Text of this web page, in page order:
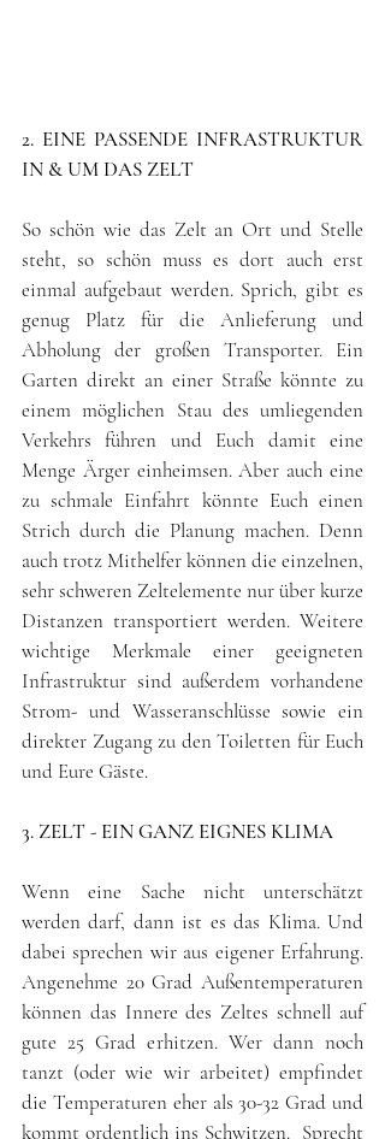
2. EINE PASSENDE INFRASTRUKTUR
IN & UM DAS ZELT
So schön wie das Zelt an Ort und Stelle
steht, so schön muss es dort auch erst
einmal aufgebaut werden. Sprich, gibt es
genug Platz für die Anlieferung und
Abholung der großen Transporter. Ein
Garten direkt an einer Straße könnte zu
einem möglichen Stau des umliegenden
Verkehrs führen und Euch damit eine
Menge Ärger einheimsen. Aber auch eine
zu schmale Einfahrt könnte Euch einen
Strich durch die Planung machen. Denn
auch trotz Mithelfer können die einzelnen,
sehr schweren Zeltelemente nur über kurze
Distanzen transportiert werden. Weitere
wichtige Merkmale einer geeigneten
Infrastruktur sind außerdem vorhandene
Strom- und Wasseranschlüsse sowie ein
direkter Zugang zu den Toiletten für Euch
und Eure Gäste.
3. ZELT - EIN GANZ EIGNES KLIMA
Wenn eine Sache nicht unterschätzt
werden darf, dann ist es das Klima. Und
dabei sprechen wir aus eigener Erfahrung.
Angenehme 20 Grad Außentemperaturen
können das Innere des Zeltes schnell auf
gute 25 Grad erhitzen. Wer dann noch
tanzt (oder wie wir arbeitet) empfindet
die Temperaturen eher als 30-32 Grad und
kommt ordentlich ins Schwitzen.  Sprecht